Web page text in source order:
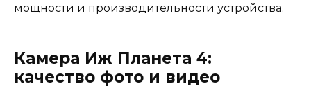
мощности и производительности устройства.
Камера Иж Планета 4:
качество фото и видео